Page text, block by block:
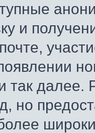
и
далее.
но